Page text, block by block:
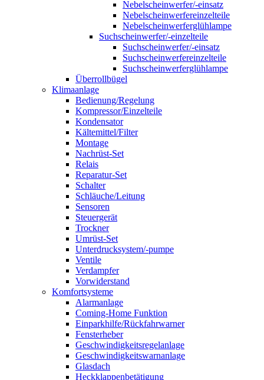
Nebelscheinwerfer/-einsatz
Nebelscheinwerfereinzelteile
Nebelscheinwerferglühlampe
Suchscheinwerfer/-einzelteile
Suchscheinwerfer/-einsatz
Suchscheinwerfereinzelteile
Suchscheinwerferglühlampe
Überrollbügel
Klimaanlage
Bedienung/Regelung
Kompressor/Einzelteile
Kondensator
Kältemittel/Filter
Montage
Nachrüst-Set
Relais
Reparatur-Set
Schalter
Schläuche/Leitung
Sensoren
Steuergerät
Trockner
Umrüst-Set
Unterdrucksystem/-pumpe
Ventile
Verdampfer
Vorwiderstand
Komfortsysteme
Alarmanlage
Coming-Home Funktion
Einparkhilfe/Rückfahrwarner
Fensterheber
Geschwindigkeitsregelanlage
Geschwindigkeitswarnanlage
Glasdach
Heckklappenbetätigung